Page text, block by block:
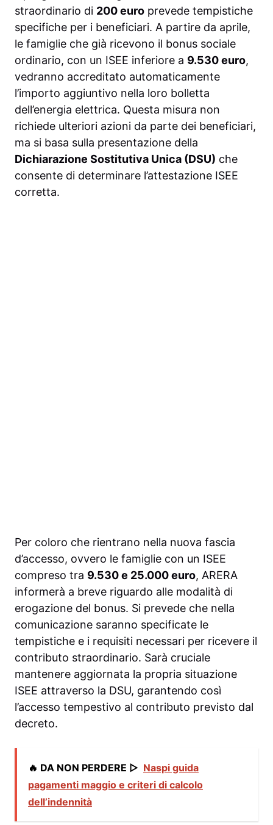
straordinario di 200 euro prevede tempistiche
specifiche per i beneficiari. A partire da aprile,
le famiglie che già ricevono il bonus sociale
ordinario, con un ISEE inferiore a 9.530 euro,
vedranno accreditato automaticamente
l’importo aggiuntivo nella loro bolletta
dell’energia elettrica. Questa misura non
richiede ulteriori azioni da parte dei beneficiari,
ma si basa sulla presentazione della
Dichiarazione Sostitutiva Unica (DSU) che
consente di determinare l’attestazione ISEE
corretta.
Per coloro che rientrano nella nuova fascia
d’accesso, ovvero le famiglie con un ISEE
compreso tra 9.530 e 25.000 euro, ARERA
informerà a breve riguardo alle modalità di
erogazione del bonus. Si prevede che nella
comunicazione saranno specificate le
tempistiche e i requisiti necessari per ricevere il
contributo straordinario. Sarà cruciale
mantenere aggiornata la propria situazione
ISEE attraverso la DSU, garantendo così
l’accesso tempestivo al contributo previsto dal
decreto.
🔥 DA NON PERDERE ▷ Naspi guida
pagamenti maggio e criteri di calcolo
dell’indennità